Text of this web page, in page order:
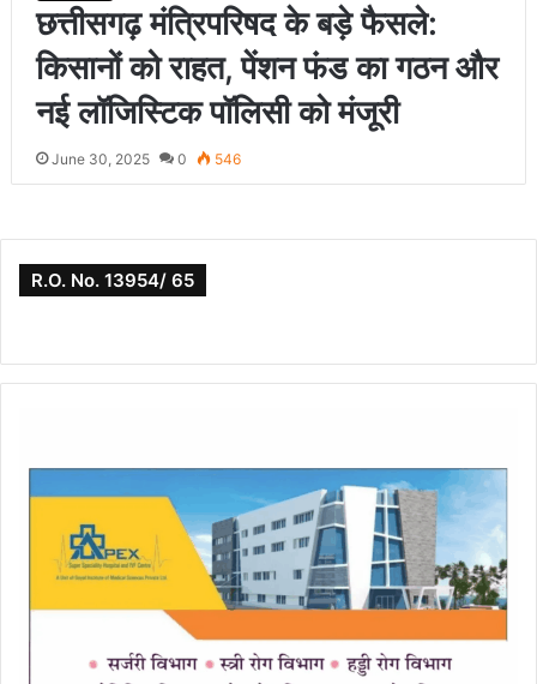
छत्तीसगढ़ मंत्रिपरिषद के बड़े फैसले:
किसानों को राहत, पेंशन फंड का गठन और
नई लॉजिस्टिक पॉलिसी को मंजूरी
June 30, 2025 0 546
R.O. No. 13954/ 65